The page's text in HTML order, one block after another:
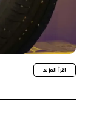
اقرأ المزيد